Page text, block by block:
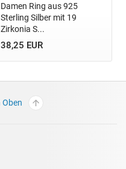
Damen Ring aus 925
Sterling Silber mit 19
Zirkonia S...
38,25 EUR